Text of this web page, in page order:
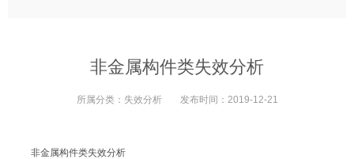
非金属构件类失效分析
所属分类： 失效分析 发布时间： 2019-12-21
非金属构件类失效分析